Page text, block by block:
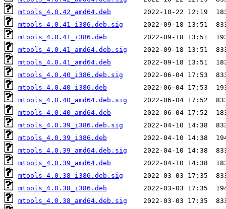
mtools_4.0.42_amd64.deb
mtools_4.0.41_i386.deb.sig
mtools_4.0.41_i386.deb
mtools_4.0.41_amd64.deb.sig
mtools_4.0.41_amd64.deb
mtools_4.0.40_i386.deb.sig
mtools_4.0.40_i386.deb
mtools_4.0.40_amd64.deb.sig
mtools_4.0.40_amd64.deb
mtools_4.0.39_i386.deb.sig
mtools_4.0.39_i386.deb
mtools_4.0.39_amd64.deb.sig
mtools_4.0.39_amd64.deb
mtools_4.0.38_i386.deb.sig
mtools_4.0.38_i386.deb
mtools_4.0.38_amd64.deb.sig